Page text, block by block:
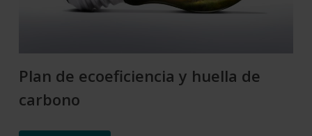
Plan de ecoeficiencia y huella de
carbono